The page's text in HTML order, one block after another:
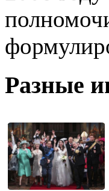
Разные